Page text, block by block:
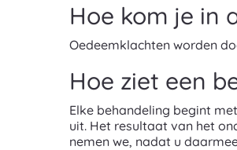
Hoe kom je in
Oedeemklachten worden
Hoe ziet een
Elke behandeling begint
uit. Het resultaat van het
nemen we, nadat u